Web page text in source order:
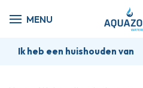
Ik heb een huishouden van